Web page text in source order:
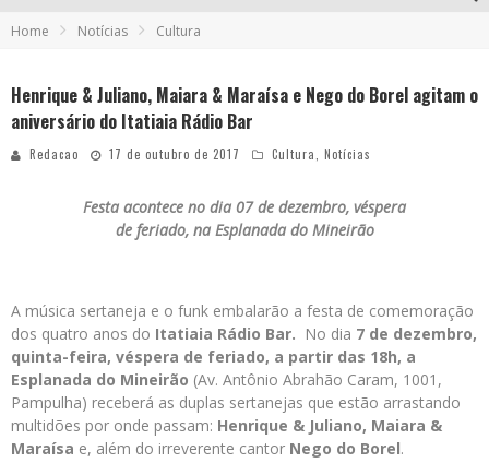
Home Notícias Cultura
Henrique & Juliano, Maiara & Maraísa e Nego do Borel agitam o
aniversário do Itatiaia Rádio Bar
Redacao 17 de outubro de 2017 Cultura Notícias
Festa acontece no dia 07 de dezembro, véspera
de feriado, na Esplanada do Mineirão
A música sertaneja e o funk embalarão a festa de comemoração
dos quatro anos do Itatiaia Rádio Bar. No dia 7 de dezembro,
quinta-feira, véspera de feriado, a partir das 18h, a
Esplanada do Mineirão (Av. Antônio Abrahão Caram, 1001,
Pampulha) receberá as duplas sertanejas que estão arrastando
multidões por onde passam: Henrique & Juliano, Maiara &
Maraísa e, além do irreverente cantor Nego do Borel.